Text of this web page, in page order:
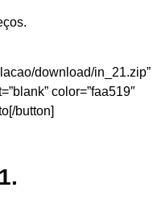
download/in_21.zip”
color=”faa519″
button]